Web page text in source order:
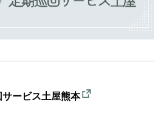
サービス土屋熊本